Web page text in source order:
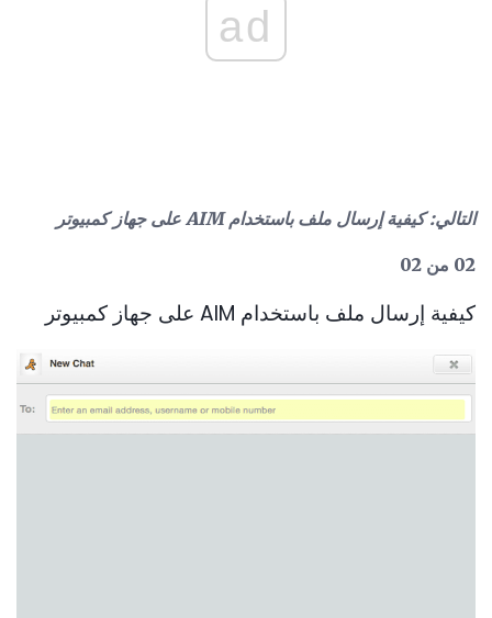
ad
التالي: كيفية إرسال ملف باستخدام AIM على جهاز كمبيوتر
02 من 02
كيفية إرسال ملف باستخدام AIM على جهاز كمبيوتر